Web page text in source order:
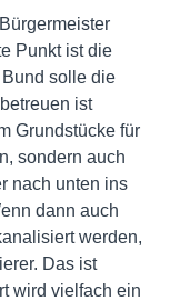
Punkt ist die
solle die
ist
Grundstücke für
sondern auch
nach unten ins
dann auch
werden,
Das ist
wird vielfach ein